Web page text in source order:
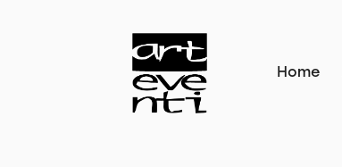
Home